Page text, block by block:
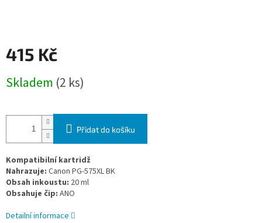
415 Kč
cena:
Skladem (2 ks)
Přidat do košíku
Kompatibilní kartridž
Nahrazuje: Canon PG-575XL BK
Obsah inkoustu: 20 ml
Obsahuje čip: ANO
Detailní informace